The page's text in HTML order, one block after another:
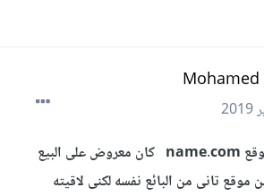
اشتريت دومين من موقع name.com كان معروض على البيع
تانى من البائع نفسه لكنى لاقيته